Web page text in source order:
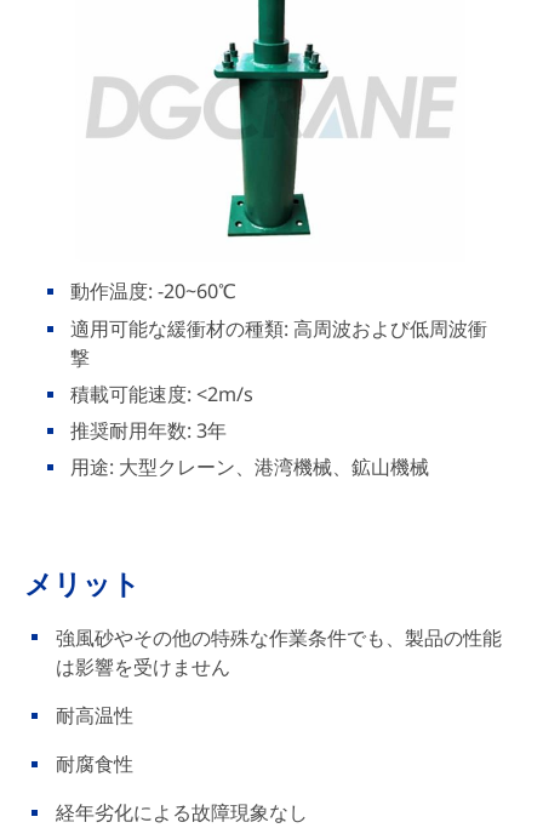
動作温度: -20~60℃
適用可能な緩衝材の種類: 高周波および低周波衝
撃
積載可能速度: <2m/s
推奨耐用年数: 3年
用途: 大型クレーン、港湾機械、鉱山機械
メリット
強風砂やその他の特殊な作業条件でも、製品の性能
は影響を受けません
耐高温性
耐腐食性
経年劣化による故障現象なし